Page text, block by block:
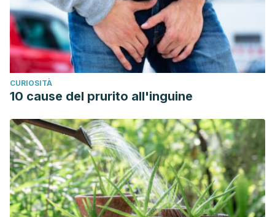
CURIOSITÀ
10 cause del prurito all'inguine